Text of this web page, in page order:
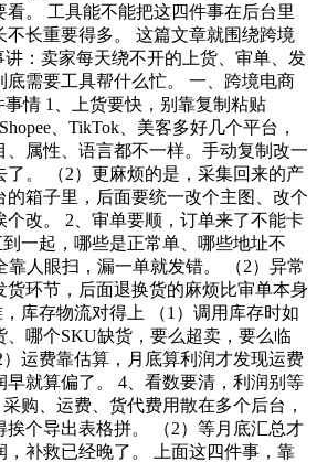
。 工具能不能把这四件事在后台里
不长重要得多。 这篇文章就围绕跨境
讲：卖家每天绕不开的上货、审单、发
底需要工具帮什么忙。 一、跨境电商
情 1、上货要快，别靠复制粘贴
、TikTok、美客多好几个平台，
、属性、语言都不一样。手动复制改一
了。 （2）更麻烦的是，采集回来的产
的箱子里，后面要统一改个主图、改个
个改。 2、审单要顺，订单来了不能卡
一起，哪些是正常单、哪些地址不
靠人眼扫，漏一单就发错。 （2）异常
货环节，后面退换货的麻烦比审单本身
库存物流对得上 （1）调用库存时如
、哪个SKU缺货，要么超卖，要么临
运费靠估算，月底算利润才发现运费
早就算偏了。 4、看数要清，利润别等
购、运费、货代费用散在多个后台，
挨个导出表格拼。 （2）等月底汇总才
，补救已经晚了。 上面这四件事，靠